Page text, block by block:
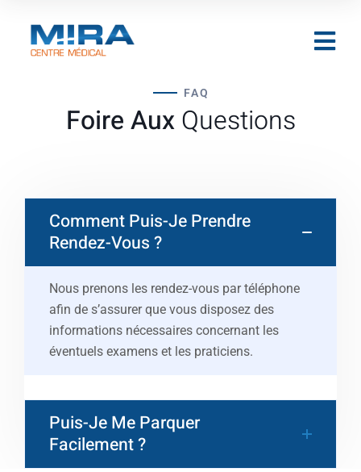
FAQ
Foire Aux Questions
Comment Puis-Je Prendre
Rendez-Vous ?
Nous prenons les rendez-vous par téléphone
afin de s’assurer que vous disposez des
informations nécessaires concernant les
éventuels examens et les praticiens.
Puis-Je Me Parquer
Facilement ?